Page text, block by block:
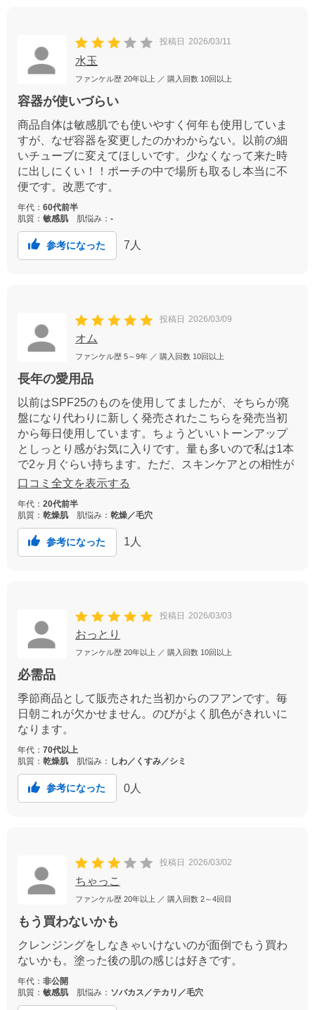
投稿日 2026/03/11
水玉
ファンケル歴 20年以上 ／ 購入回数 10回以上
容器が使いづらい
商品自体は敏感肌でも使いやすく何年も使用していま
すが、なぜ容器を変更したのかわからない。以前の細
いチューブに変えてほしいです。少なくなって来た時
に出しにくい！！ポーチの中で場所も取るし本当に不
便です。改悪です。
年代： 60代前半
肌質： 敏感肌 肌悩み： -
参考になった 7 人
投稿日 2026/03/09
オム
ファンケル歴 5～9年 ／ 購入回数 10回以上
長年の愛用品
以前はSPF25のものを使用してましたが、そちらが廃
盤になり代わりに新しく発売されたこちらを発売当初
から毎日使用しています。ちょうどいいトーンアップ
としっとり感がお気に入りです。量も多いので私は1本
で2ヶ月ぐらい持ちます。ただ、スキンケアとの相性が
悪いとダマになりやすいので、そこだけ注意です。フ
以上愛用し続けてます。これからも使い続けます。
口コミ全文を表示する
年代： 20代前半
肌質： 乾燥肌 肌悩み： 乾燥／毛穴
参考になった 1 人
投稿日 2026/03/03
おっとり
ファンケル歴 20年以上 ／ 購入回数 10回以上
必需品
季節商品として販売された当初からのフアンです。毎
日朝これが欠かせません。のびがよく肌色がきれいに
なります。
年代： 70代以上
肌質： 乾燥肌 肌悩み： しわ／くすみ／シミ
参考になった 0 人
投稿日 2026/03/02
ちゃっこ
ファンケル歴 20年以上 ／ 購入回数 2～4回目
もう買わないかも
クレンジングをしなきゃいけないのが面倒でもう買わ
ないかも。塗った後の肌の感じは好きです。
年代： 非公開
肌質： 敏感肌 肌悩み： ソバカス／テカリ／毛穴